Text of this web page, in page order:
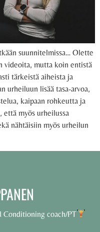
suunnitelmissa… Olette
videoita, mutta koin entistä
tärkeistä aiheista ja
urheiluun lisää tasa-arvoa,
kaipaan rohkeutta ja
että myös urheilussa
nähtäisiin myös urheilun
Conditioning coach/PT